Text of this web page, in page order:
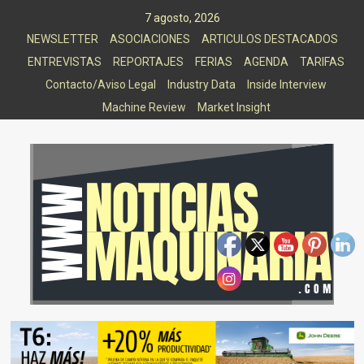
7 agosto, 2026
NEWSLETTER
ASOCIACIONES
ARTICULOS DESTACADOS
ENTREVISTAS
REPORTAJES FERIAS AGENDA
TARIFAS
Contacto/Aviso Legal
Industry Data
Inside Interview
Machine Review
Market Insight